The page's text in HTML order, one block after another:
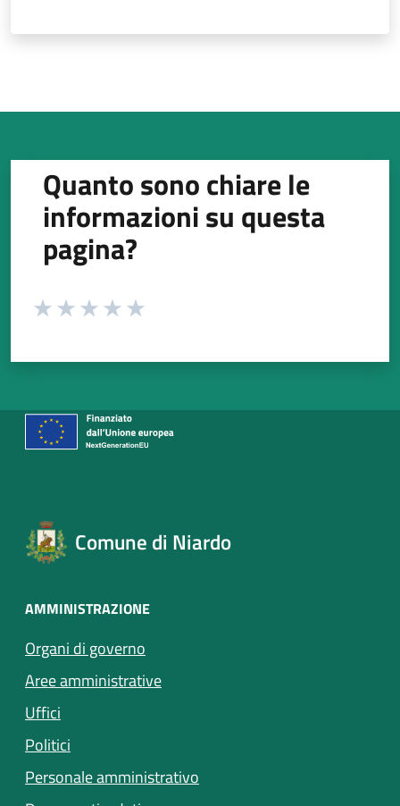
Quanto sono chiare le
informazioni su questa
pagina?
Valuta da 1 a 5 stelle la pagina
Comune di Niardo
AMMINISTRAZIONE
Organi di governo
Aree amministrative
Uffici
Politici
Personale amministrativo